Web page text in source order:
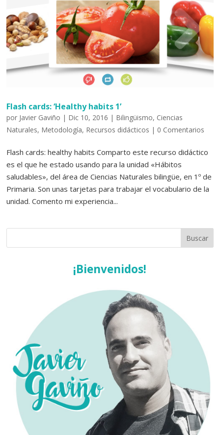
Flash cards: ‘Healthy habits 1’
por Javier Gaviño | Dic 10, 2016 | Bilingüismo, Ciencias
Naturales, Metodología, Recursos didácticos | 0 Comentarios
Flash cards: healthy habits Comparto este recurso didáctico
es el que he estado usando para la unidad «Hábitos
saludables», del área de Ciencias Naturales bilingüe, en 1º de
Primaria. Son unas tarjetas para trabajar el vocabulario de la
unidad. Comento mi experiencia...
¡Bienvenidos!